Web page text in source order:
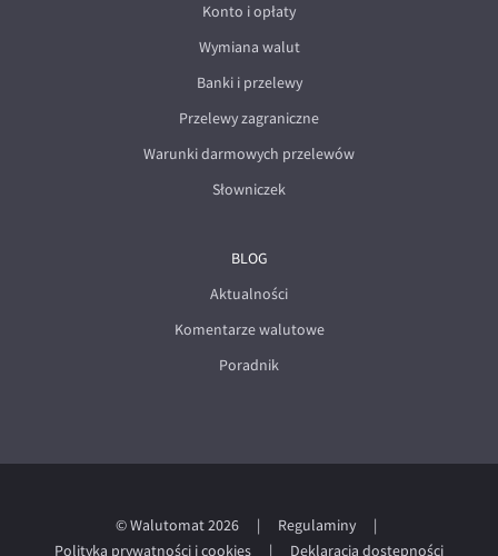
Konto i opłaty
Wymiana walut
Banki i przelewy
Przelewy zagraniczne
Warunki darmowych przelewów
Słowniczek
BLOG
Aktualności
Komentarze walutowe
Poradnik
© Walutomat 2026 | Regulaminy
|
Polityka prywatności i cookies
| Deklaracja dostępności